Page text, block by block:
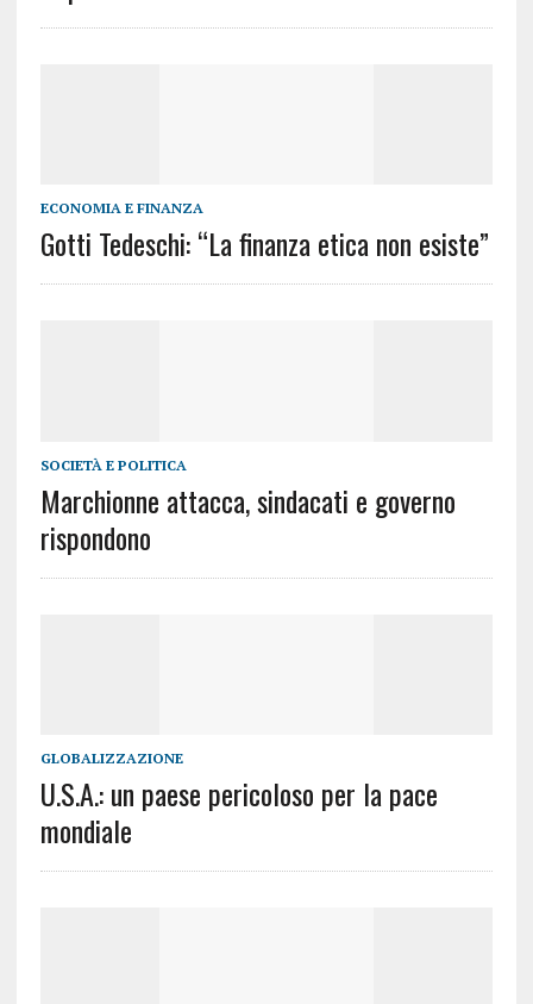
ECONOMIA E FINANZA
Gotti Tedeschi: “La finanza etica non esiste”
SOCIETÀ E POLITICA
Marchionne attacca, sindacati e governo
rispondono
GLOBALIZZAZIONE
U.S.A.: un paese pericoloso per la pace
mondiale